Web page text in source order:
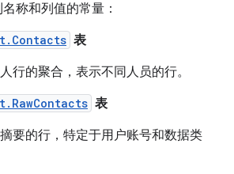
称和列值的常量：
表
行的聚合，表示不同人员的行。
表
要的行，特定于用户账号和数据类